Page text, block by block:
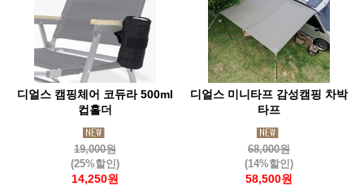
디얼스 캠핑체어 코듀라 500ml
컵홀더
19,000원
(25%할인)
14,250원
디얼스 미니타프 감성캠핑 차박
타프
68,000원
(14%할인)
58,500원